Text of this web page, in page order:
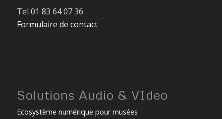
Tel 01 83 64 07 36
Formulaire de contact
Solutions Audio & VIdeo
Ecosystème numérique pour musées